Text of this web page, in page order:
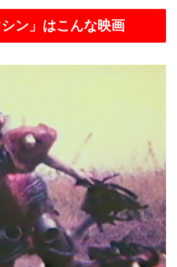
シン」はこんな映画